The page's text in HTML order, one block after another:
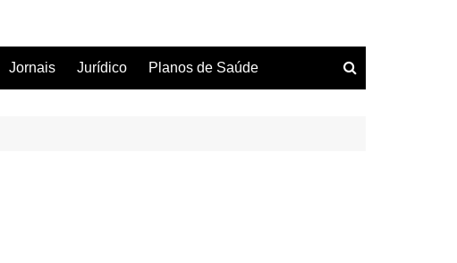
Jornais Jurídico Planos de Saúde